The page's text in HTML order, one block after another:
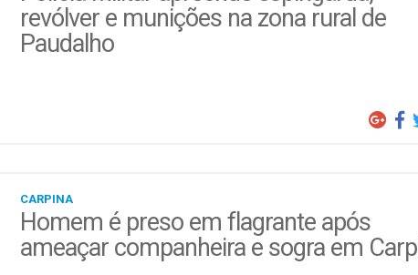
revólver e munições na zona rural de
Paudalho
CARPINA
Homem é preso em flagrante após
ameaçar companheira e sogra em